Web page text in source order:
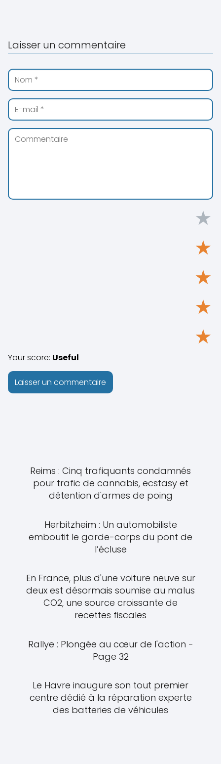
Laisser un commentaire
★
★
★
★
★
Your score: Useful
Reims : Cinq trafiquants condamnés
pour trafic de cannabis, ecstasy et
détention d'armes de poing
Herbitzheim : Un automobiliste
emboutit le garde-corps du pont de
l’écluse
En France, plus d'une voiture neuve sur
deux est désormais soumise au malus
CO2, une source croissante de
recettes fiscales
Rallye : Plongée au cœur de l'action -
Page 32
Le Havre inaugure son tout premier
centre dédié à la réparation experte
des batteries de véhicules